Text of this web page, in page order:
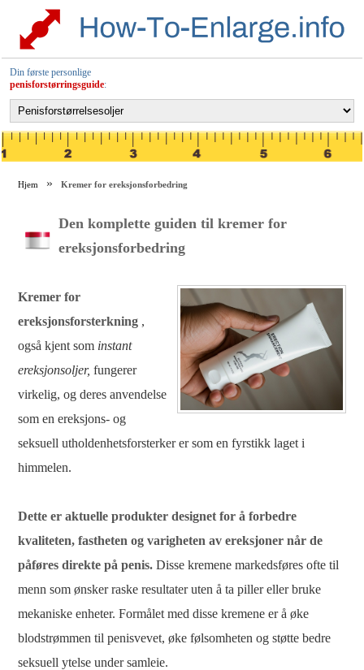
Din første personlige
penisforstørringsguide:
Hjem Kremer for ereksjonsforbedring
Den komplette guiden til kremer for
ereksjonsforbedring
Kremer for
ereksjonsforsterkning ,
også kjent som instant
ereksjonsoljer, fungerer
virkelig, og deres anvendelse
som en ereksjons- og
seksuell utholdenhetsforsterker er som en fyrstikk laget i
himmelen.
Dette er aktuelle produkter designet for å forbedre
kvaliteten, fastheten og varigheten av ereksjoner når de
påføres direkte på penis. Disse kremene markedsføres ofte til
menn som ønsker raske resultater uten å ta piller eller bruke
mekaniske enheter. Formålet med disse kremene er å øke
blodstrømmen til penisvevet, øke følsomheten og støtte bedre
seksuell ytelse under samleie.